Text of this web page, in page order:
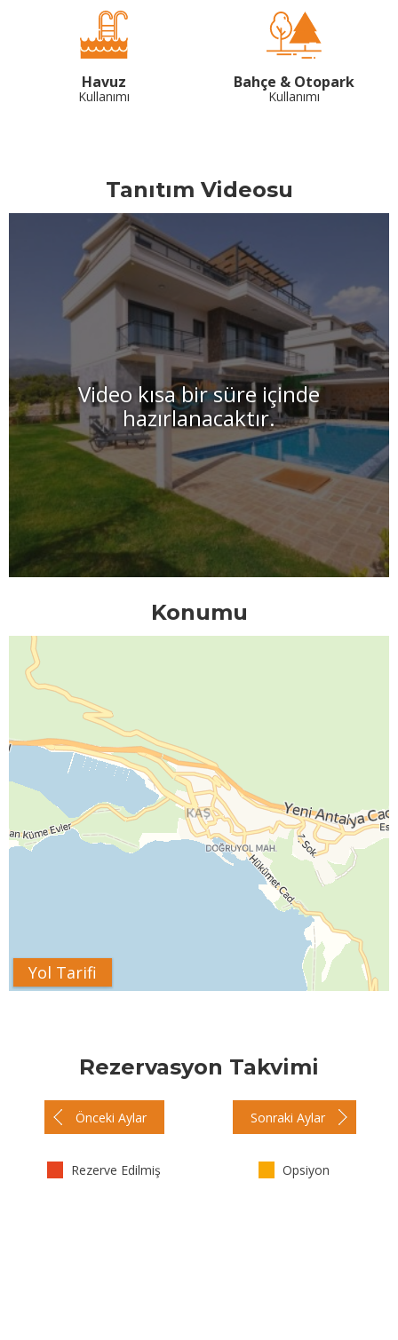
Havuz
Kullanımı
Bahçe & Otopark
Kullanımı
Tanıtım Videosu
Video kısa bir süre içinde
hazırlanacaktır.
Konumu
Yol Tarifi
Rezervasyon Takvimi
Önceki Aylar Sonraki Aylar
Rezerve Edilmiş Opsiyon